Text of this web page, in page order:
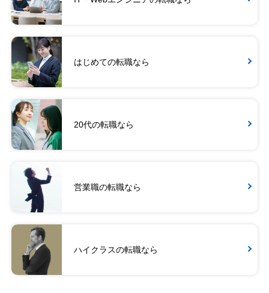
はじめての転職なら
20代の転職なら
営業職の転職なら
ハイクラスの転職なら